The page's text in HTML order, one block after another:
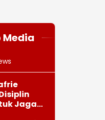
Media
Jaga